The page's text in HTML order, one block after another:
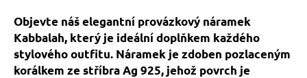
hvězdiček.
Objevte náš elegantní provázkový náramek
Kabbalah, který je ideální doplňkem každého
stylového outfitu. Náramek je zdoben pozlaceným
korálkem ze stříbra Ag 925, jehož povrch je
HLEDAT